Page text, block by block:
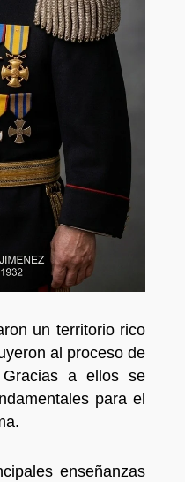
un territorio rico
al proceso de
a ellos se
para el
enseñanzas